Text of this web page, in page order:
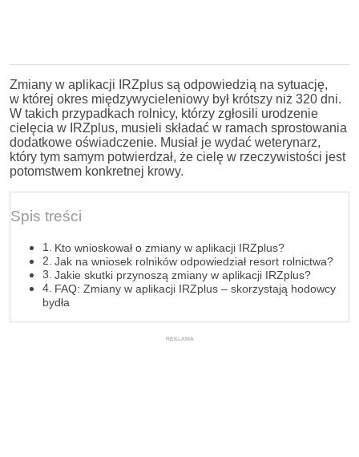
Zmiany w aplikacji IRZplus są odpowiedzią na sytuację,
w której okres międzywycieleniowy był krótszy niż 320 dni.
W takich przypadkach rolnicy, którzy zgłosili urodzenie
cielęcia w IRZplus, musieli składać w ramach sprostowania
dodatkowe oświadczenie. Musiał je wydać weterynarz,
który tym samym potwierdzał, że cielę w rzeczywistości jest
potomstwem konkretnej krowy.
Spis treści
Kto wnioskował o zmiany w aplikacji IRZplus?
Jak na wniosek rolników odpowiedział resort rolnictwa?
Jakie skutki przynoszą zmiany w aplikacji IRZplus?
FAQ: Zmiany w aplikacji IRZplus – skorzystają hodowcy
bydła
REKLAMA